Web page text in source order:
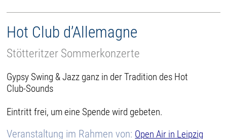
Hot Club d’Allemagne
Stötteritzer Sommerkonzerte
Gypsy Swing & Jazz ganz in der Tradition des Hot
Club-Sounds
Eintritt frei, um eine Spende wird gebeten.
Veranstaltung im Rahmen von: Open Air in Leipzig